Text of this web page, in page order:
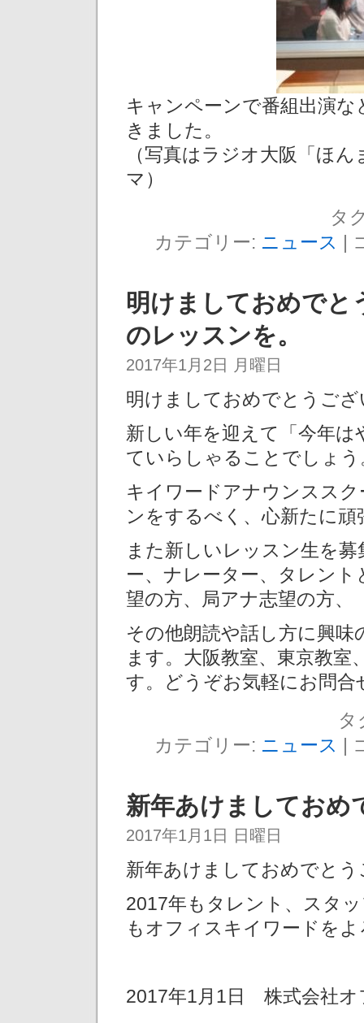
キャンペーンで番組出演
きました。
（写真はラジオ大阪「ほ
マ）
タ
カテゴリー: ニュース |
明けましておめでと
のレッスンを。
2017年1月2日 月曜日
明けましておめでとうご
新しい年を迎えて「今年
ていらしゃることでしょう
キイワードアナウンスス
ンをするべく、心新たに
また新しいレッスン生を
ー、ナレーター、タレン
望の方、局アナ志望の方、
その他朗読や話し方に興
ます。大阪教室、東京教
す。どうぞお気軽にお問合
タ
カテゴリー: ニュース |
新年あけましておめ
2017年1月1日 日曜日
新年あけましておめでと
2017年もタレント、スタ
もオフィスキイワードを
2017年1月1日 株式会社オ